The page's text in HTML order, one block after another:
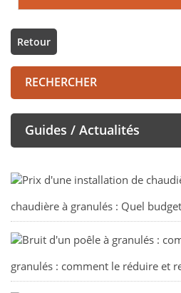
Retour
RECHERCHER
Guides / Actualités
chaudière à granulés : Quel
granulés : comment le réduire et